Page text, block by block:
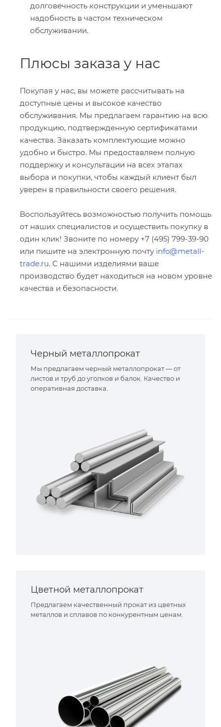
долговечность конструкции и уменьшают
надобность в частом техническом
обслуживании.
Плюсы заказа у нас
Покупая у нас, вы можете рассчитывать на
доступные цены и высокое качество
обслуживания. Мы предлагаем гарантию на всю
продукцию, подтвержденную сертификатами
качества. Заказать комплектующие можно
удобно и быстро. Мы предоставляем полную
поддержку и консультации на всех этапах
выбора и покупки, чтобы каждый клиент был
уверен в правильности своего решения.
Воспользуйтесь возможностью получить помощь
от наших специалистов и осуществить покупку в
один клик! Звоните по номеру +7 (495) 799-39-90
или пишите на электронную почту info@metall-
trade.ru. С нашими изделиями ваше
производство будет находиться на новом уровне
качества и безопасности.
Черный металлопрокат
Мы предлагаем черный металлопрокат — от
листов и труб до уголков и балок. Качество и
оперативная доставка.
Цветной металлопрокат
Предлагаем качественный прокат из цветных
металлов и сплавов по конкурентным ценам.